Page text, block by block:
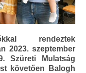
rendeztek
2023. szeptember
Szüreti Mulatság
követően Balogh